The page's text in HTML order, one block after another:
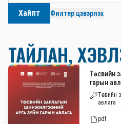
Хайлт Филтер цэвэрлэх
ТАЙЛАН,
Төсвийн
гарын
Төсвийн
авлага
pdf